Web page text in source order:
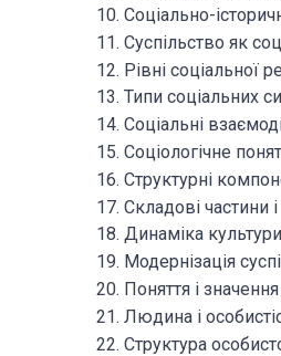
10. Соціально-
11. Суспільство як
12. Рівні соціальної
13. Типи соціальних
14. Соціальні
15. Соціологічне
16. Структурні
17. Складові частини
18. Динаміка культури
19. Модернізація
20. Поняття і
21. Людина і
22. Структура